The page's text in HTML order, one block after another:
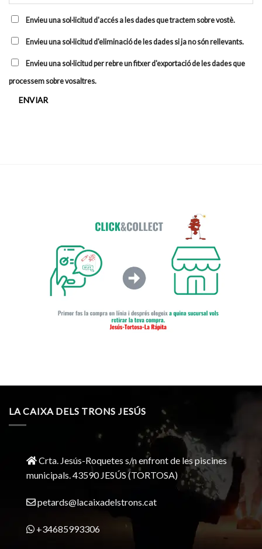
Envieu una sol·licitud d'accés a les dades que tractem sobre vostè.
Envieu una sol·licitud d'eliminació de les dades si ja no són rellevants.
Envieu una sol·licitud per rebre un fitxer d'exportació de les dades que
processem sobre vosaltres.
LA CAIXA DELS TRONS JESÚS
Crta. Jesús-Roquetes s/n enfront de les piscines
municipals. 43590 JESÚS (TORTOSA)
petards@lacaixadelstrons.cat
+34685993306